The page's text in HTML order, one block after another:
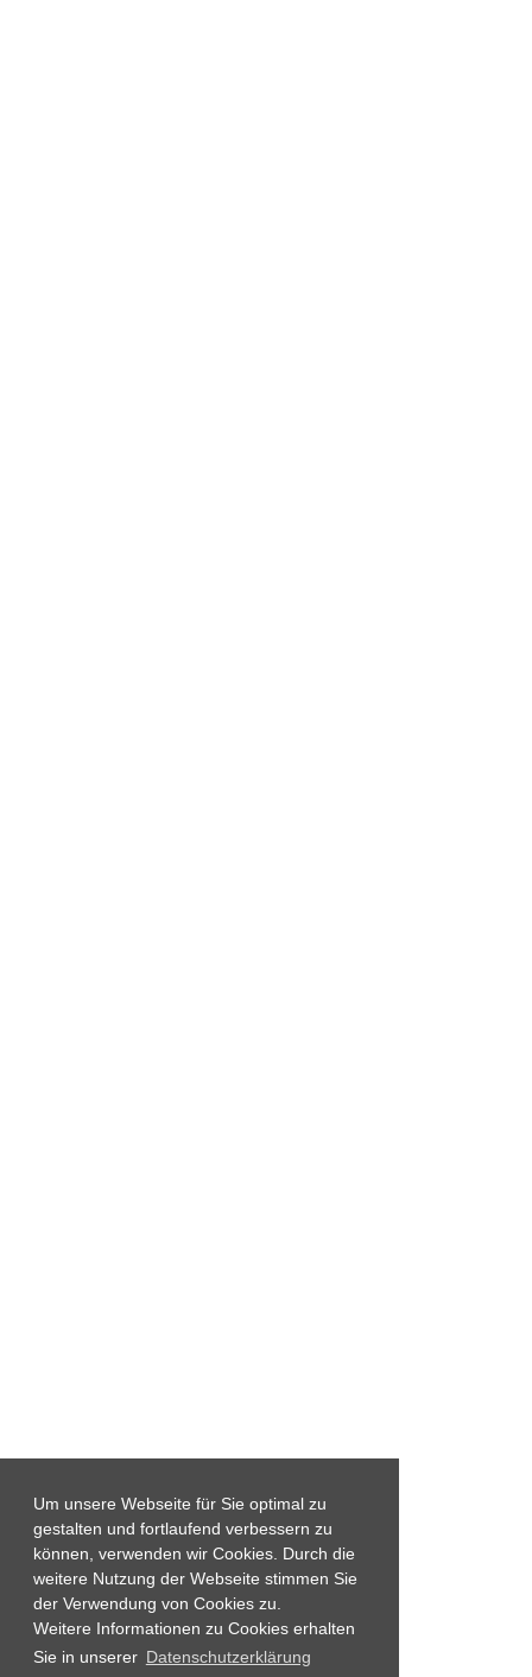
Um unsere Webseite für Sie optimal zu
gestalten und fortlaufend verbessern zu
können, verwenden wir Cookies. Durch die
weitere Nutzung der Webseite stimmen Sie
der Verwendung von Cookies zu.
Weitere Informationen zu Cookies erhalten
Sie in unserer Datenschutzerklärung